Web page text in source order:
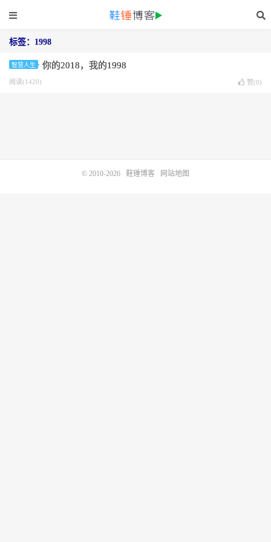
标签：1998
智慧人生 你的2018，我的1998
阅读(1420) 赞(0)
© 2010-2026 鞋锤博客 网站地图